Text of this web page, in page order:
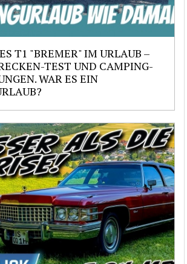
T1 "BREMER" IM URLAUB –
TEST UND CAMPING-
WAR ES EIN